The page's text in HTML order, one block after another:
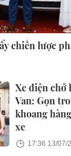
chiến lược
Xe điện chở
Van: Gọn
khoang
xe
17:36 13/07/